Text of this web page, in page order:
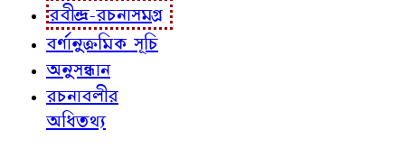
রবীন্দ্র-রচনাসমগ্র
বর্ণানুক্রমিক সূচি
অনুসন্ধান
রচনাবলীর
অধিতথ্য